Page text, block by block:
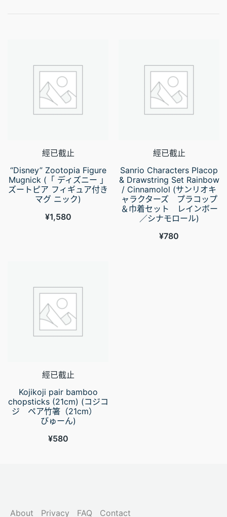
經已截止
“Disney” Zootopia Figure
Mugnick (「 ディズニー 」
ズートピア フィギュア付き
マグ ニック)
¥1,580
經已截止
Sanrio Characters Placop
& Drawstring Set Rainbow
/ Cinnamolol (サンリオキ
ャラクターズ プラコップ
＆巾着セット レインボー
／シナモロール)
¥780
經已截止
Kojikoji pair bamboo
chopsticks (21cm) (コジコ
ジ ペア竹箸（21cm）
びゅーん)
¥580
About Privacy FAQ Contact